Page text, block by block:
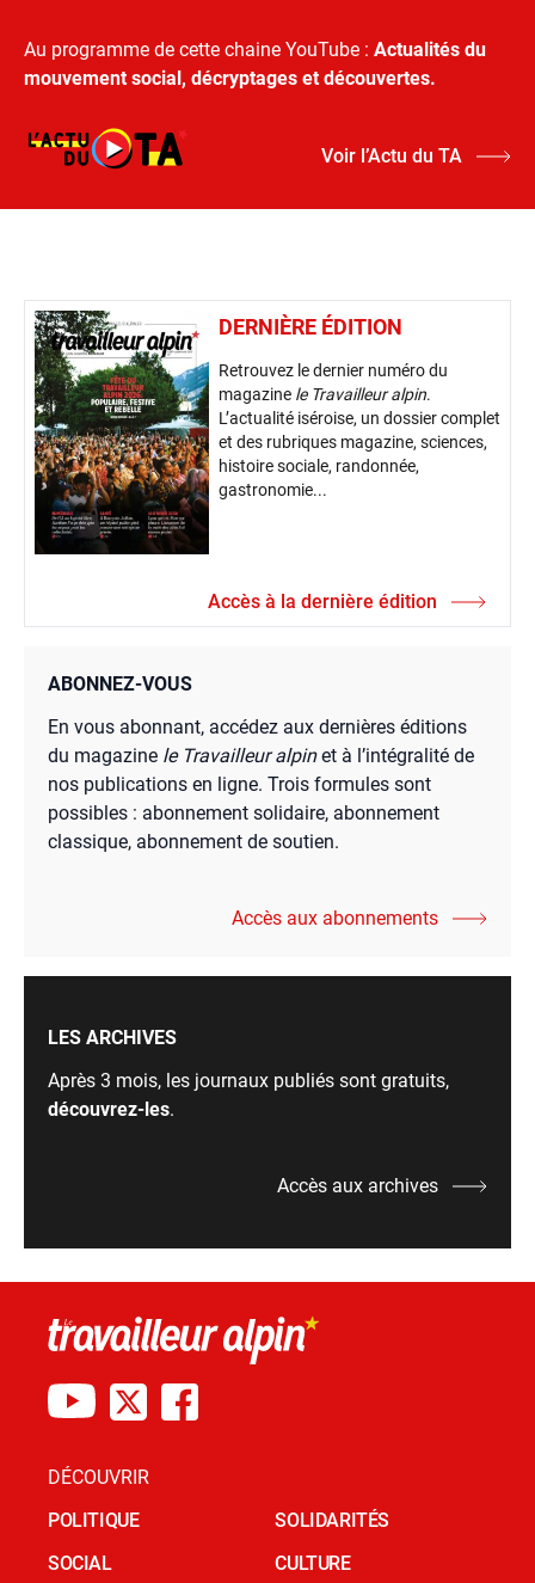
Au programme de cette chaine YouTube : Actualités du
mouvement social, décryptages et découvertes.
Voir l’Actu du TA
DERNIÈRE ÉDITION
Retrouvez le dernier numéro du
magazine le Travailleur alpin.
L’actualité iséroise, un dossier complet
et des rubriques magazine, sciences,
histoire sociale, randonnée,
gastronomie...
Accès à la dernière édition
ABONNEZ-VOUS
En vous abonnant, accédez aux dernières éditions
du magazine le Travailleur alpinet à l’intégralité de
nos publications en ligne. Trois formules sont
possibles : abonnement solidaire, abonnement
classique, abonnement de soutien.
Accès aux abonnements
LES ARCHIVES
Après 3 mois, les journaux publiés sont gratuits,
découvrez-les.
Accès aux archives
DÉCOUVRIR
POLITIQUE
SOCIAL
SOLIDARITÉS
CULTURE